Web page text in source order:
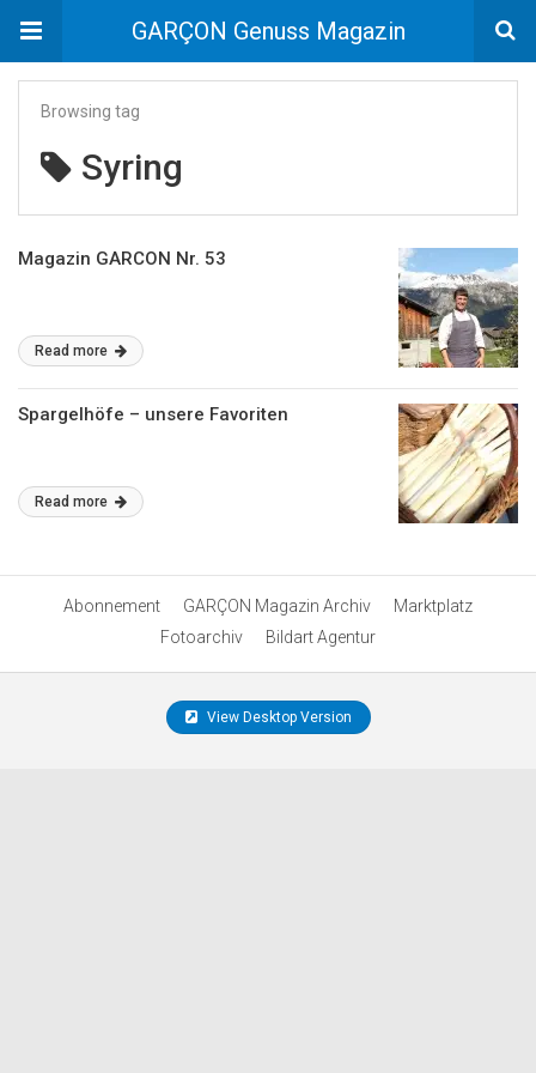
GARÇON Genuss Magazin
Browsing tag
Syring
Magazin GARCON Nr. 53
Read more
Spargelhöfe – unsere Favoriten
Read more
Abonnement GARÇON Magazin Archiv
Marktplatz
Fotoarchiv
Bildart Agentur
View Desktop Version